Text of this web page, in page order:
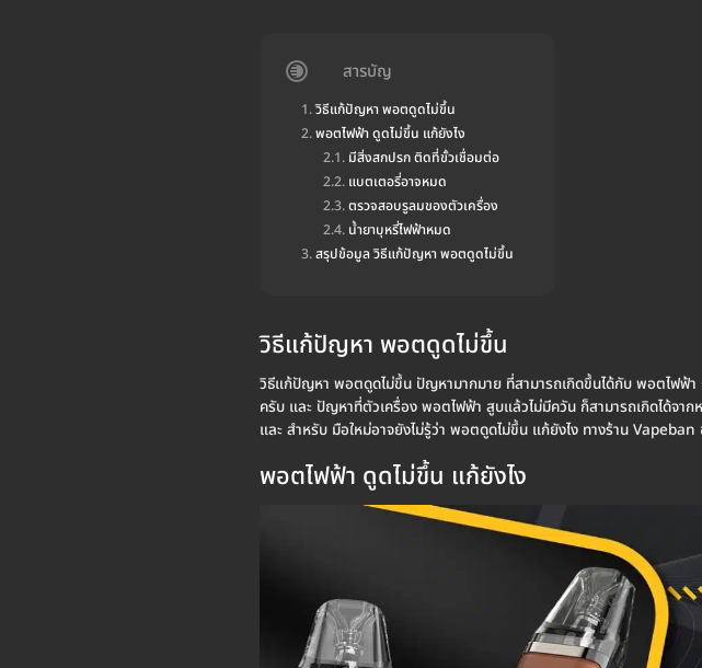
สารบัญ
วิธีแก้ปัญหา พอตดูดไม่ขึ้น
พอตไฟฟ้า ดูดไม่ขึ้น แก้ยังไง
มีสิ่งสกปรก ติดที่ขั้วเชื่อมต่อ
แบตเตอรี่อาจหมด
ตรวจสอบรูลมของตัวเครื่อง
น้ำยาบุหรี่ไฟฟ้าหมด
สรุปข้อมูล วิธีแก้ปัญหา พอตดูดไม่ขึ้น
วิธีแก้ปัญหา พอตดูดไม่ขึ้น
วิธีแก้ปัญหา พอตดูดไม่ขึ้น ปัญหามากมาย ที่สามารถเกิดขึ้นได้กับ พอตไฟฟ้า
ครับ และ ปัญหาที่ตัวเครื่อง พอตไฟฟ้า สูบแล้วไม่มีควัน ก็สามารถเกิดได้จา
และ สำหรับ มือใหม่อาจยังไม่รู้ว่า พอตดูดไม่ขึ้น แก้ยังไง ทางร้าน Vapeban
พอตไฟฟ้า ดูดไม่ขึ้น แก้ยังไง